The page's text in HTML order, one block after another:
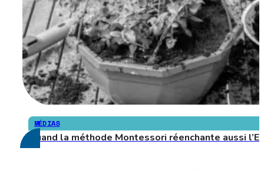
MÉDIAS
Quand la méthode Montessori réenchante aussi